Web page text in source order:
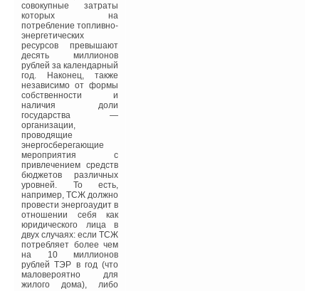
совокупные затраты
которых на
потребление топливно-
энергетических
ресурсов превышают
десять миллионов
рублей за календарный
год. Наконец, также
независимо от формы
собственности и
наличия доли
государства —
организации,
проводящие
энергосберегающие
мероприятия с
привлечением средств
бюджетов различных
уровней. То есть,
например, ТСЖ должно
провести энергоаудит в
отношении себя как
юридического лица в
двух случаях: если ТСЖ
потребляет более чем
на 10 миллионов
рублей ТЭР в год (что
маловероятно для
жилого дома), либо
Данное положение и
лежит в основе
технологии
строительства
энергоэффективных
зданий.
Представляется, что
проекты таких зданий
должны отвечать
следующим основным
требованиям:
качественная
разработка
проектносметной
документации;
применение
регулирующих устройств
для оптимального
отопления;
механическая
вентиляция помещений;
применение
эффективного
отопительного
оборудования;
экономное
расходование воды для
горячего
водоснабжения;